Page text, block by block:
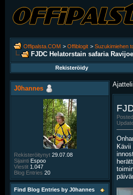
Offipalsta.COM > Offiblogit > Suzukimiehen
FJDC Helatorstain safaria
Rekisteröidy
J0hannes
Rekisteröitynyt 29.07.08
Sijainti Espoo
Viestit 1.047
Blog Entries 20
Find Blog Entries by J0hannes